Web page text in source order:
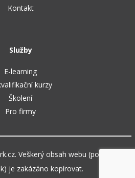
Kontakt
Služby
E-learning
kurzy
Školení
Pro firmy
Veškerý obsah webu (pokud není
je zakázáno kopírovat.